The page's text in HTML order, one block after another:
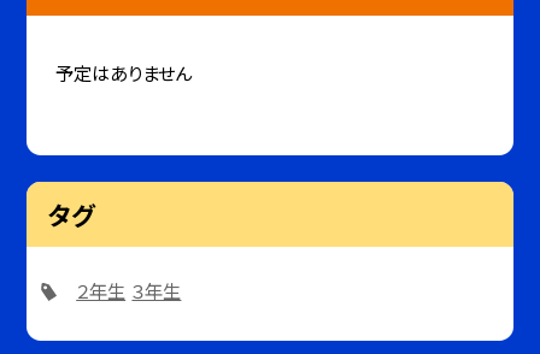
予定はありません
タグ
２年生 ３年生